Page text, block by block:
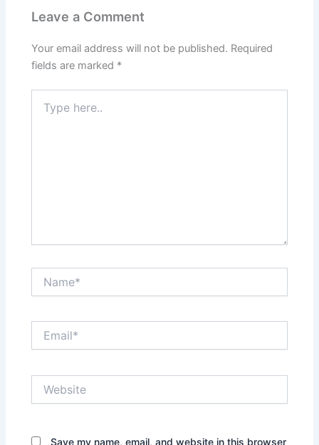
Leave a Comment
Your email address will not be published. Required
fields are marked *
here..
Save my name, email, and website in this browser